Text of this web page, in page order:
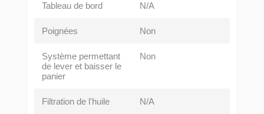
Tableau de bord N/A
Poignées Non
Système permettant
de lever et baisser le
panier
Non
Filtration de l'huile N/A